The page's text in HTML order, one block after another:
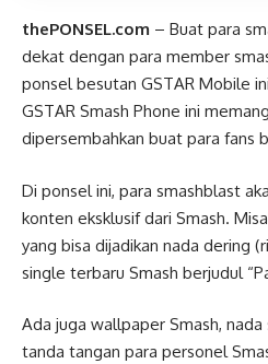
thePONSEL.com – Buat para
dekat dengan para member
ponsel besutan GSTAR Mobile
GSTAR Smash Phone ini
dipersembahkan buat para fans
Di ponsel ini, para smashblast
konten eksklusif dari Smash.
yang bisa dijadikan nada dering
single terbaru Smash berjudul
Ada juga wallpaper Smash,
tanda tangan para personel